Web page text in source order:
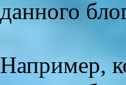
данного
Например,